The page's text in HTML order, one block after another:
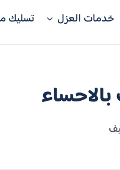
خدمات العزل تسليك